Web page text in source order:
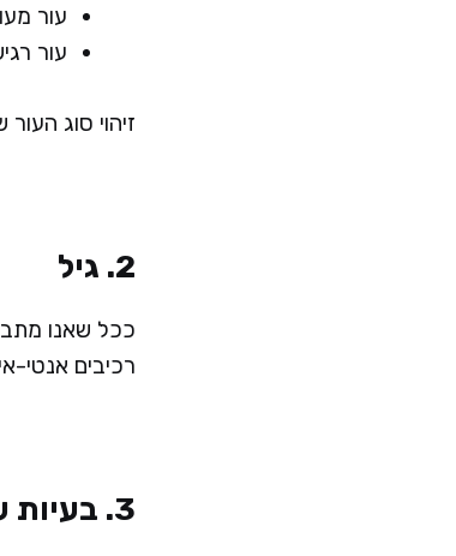
עור
עור
זיהוי סוג
2. גיל
ככל שאנו
רכיבים אנטי-
3. בעיות עור ספציפיות